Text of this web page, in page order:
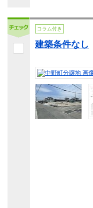
コラム付き
建築条件なし